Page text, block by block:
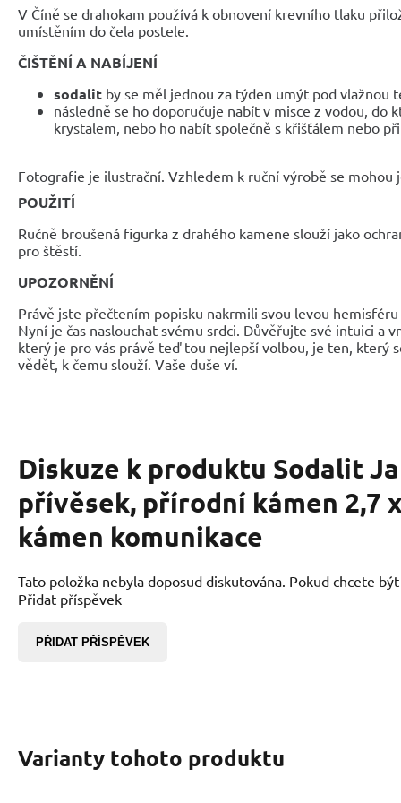
V Číně se drahokam používá k obnovení krevního tlaku
umístěním do čela postele.
ČIŠTĚNÍ A NABÍJENÍ
sodalit by se měl jednou za týden umýt pod vlažnou
následně se ho doporučuje nabít v misce z vodou, do
krystalem, nebo ho nabít společně s křišťálem nebo
Fotografie je ilustrační. Vzhledem k ruční výrobě se
POUŽITÍ
Ručně broušená figurka z drahého kamene slouží jako
pro štěstí.
UPOZORNĚNÍ
Právě jste přečtením popisku nakrmili svou levou
Nyní je čas naslouchat svému srdci. Důvěřujte své intuici a
který je pro vás právě teď tou nejlepší volbou, je ten, který
vědět, k čemu slouží. Vaše duše ví.
Diskuze k produktu Sodalit
přívěsek, přírodní kámen 2,7
kámen komunikace
Tato položka nebyla doposud diskutována. Pokud chcete
Přidat příspěvek
PŘIDAT PŘÍSPĚVEK
Varianty tohoto produktu